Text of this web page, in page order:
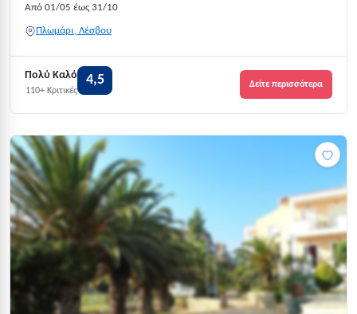
Από 01/05 έως 31/10
Πλωμάρι, Λέσβου
Πολύ Καλό
110+ Κριτικές
4,5 Δείτε περισσότερα